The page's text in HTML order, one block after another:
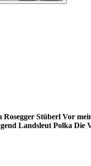
Rosegger Stüberl Vor
Landsleut Polka Die